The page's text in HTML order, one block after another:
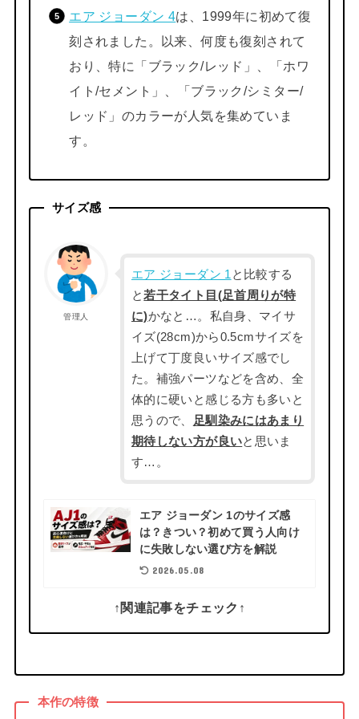
エア ジョーダン 4は、1999年に初めて復
刻されました。以来、何度も復刻されて
おり、特に「ブラック/レッド」、「ホワ
イト/セメント」、「ブラック/シミター/
レッド」のカラーが人気を集めていま
す。
サイズ感
管理人
エア ジョーダン 1と比較する
と若干タイト目(足首周りが特
に)かなと…。私自身、マイサ
イズ(28cm)から0.5cmサイズを
上げて丁度良いサイズ感でし
た。補強パーツなどを含め、全
体的に硬いと感じる方も多いと
思うので、 足馴染みにはあまり
期待しない方が良いと思いま
す…。
エア ジョーダン 1のサイズ感
は？きつい？初めて買う人向け
に失敗しない選び方を解説
2026.05.08
↑関連記事をチェック↑
本作の特徴